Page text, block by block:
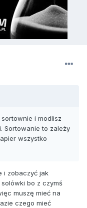
i modlisz
Sortowanie to zależy
wszystko
i zobaczyć jak
bo z czymś
muszę mieć na
czego mieć